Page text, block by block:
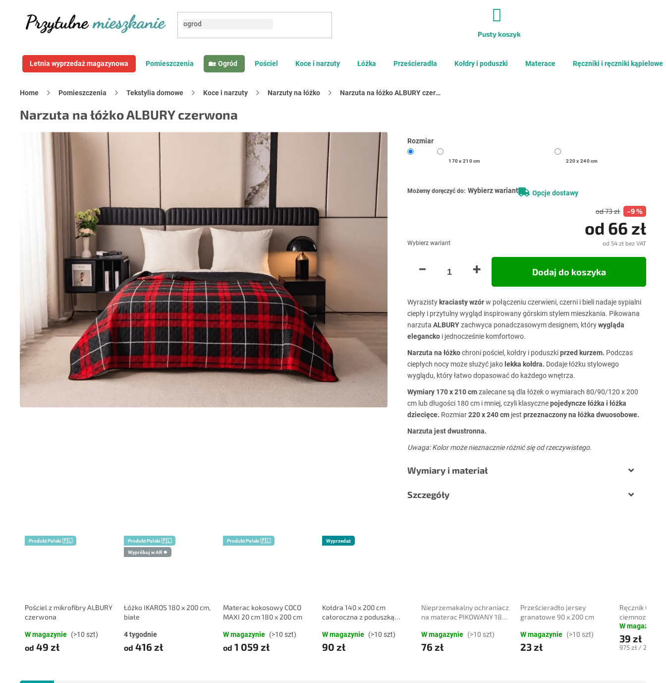
Pusty koszyk
Letnia wyprzedaż magazynowa Pomieszczenia Ogród Pościel Koce i narzuty Łóżka Prześcieradła Kołdry i poduszki Materace Ręczniki i ręczniki kąpielowe
Home Pomieszczenia Tekstylia domowe Koce i narzuty Narzuty na łóżko Narzuta na łóżko ALBURY czerwona
Narzuta na łóżko ALBURY czerwona
od 73 zł –9 %
od 66 zł
od 54 złbez VAT
Wybierz wariant
Rozmiar
170 x 210 cm 220 x 240 cm
Możemy doręczyć do: Wybierz wariant Opcje dostawy
Dodaj do koszyka
Wyrazisty kraciasty wzórw połączeniu czerwieni, czerni i bieli nadaje sypialni
ciepły i przytulny wygląd inspirowany górskim stylem mieszkania. Pikowana
narzutaALBURYzachwyca ponadczasowym designem, którywygląda
elegancko i jednocześnie komfortowo.
Narzuta na łóżkochroni pościel, kołdry i poduszkiprzed kurzem. Podczas
ciepłych nocy może służyć jako lekka kołdra. Dodaje łóżku stylowego
wyglądu, który łatwo dopasować do każdego wnętrza.
Wymiary 170 x 210 cmzalecane są dla łóżek o wymiarach 80/90/120 x 200
cm lub długości 180 cm i mniej, czyli klasycznepojedyncze łóżka i łóżka
dziecięce. Rozmiar220 x 240 cm jestprzeznaczony na łóżka dwuosobowe.
Narzuta jest dwustronna.
Uwaga: Kolor może nieznacznie różnić się od rzeczywistego.
Wymiary i materiał
Szczegóły
Produkt Polski 🇵🇱
Pościel z mikrofibry ALBURY
czerwona
W magazynie (>10 szt)
od 49 zł
Produkt Polski 🇵🇱
Wypróbuj w AR ❖
Łóżko IKAROS 180 x 200 cm,
białe
4 tygodnie
od 416 zł
Produkt Polski 🇵🇱
Materac kokosowy COCO
MAXI 20 cm 180 x 200 cm
W magazynie (>10 szt)
od 1 059 zł
Wyprzedaż
Kołdra 140 x 200 cm
całoroczna z poduszką
W magazynie (>10 szt)
90 zł
Nieprzemakalny ochraniacz
na materac PIKOWANY 180
W magazynie (>10 szt)
76 zł
Prześcieradło jersey
granatowe 90 x 200 cm
W magazynie (>10 szt)
23 zł
Ręcznik
bawełna
W magazynie
39 zł
Cena
975 zł / 25 szt.